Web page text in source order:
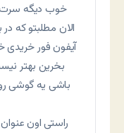
خوب دیگه سرت
الان مطلبتو که
آیفون فور خریدی
بخرین بهتر
باشی یه گوشی
راستی اون